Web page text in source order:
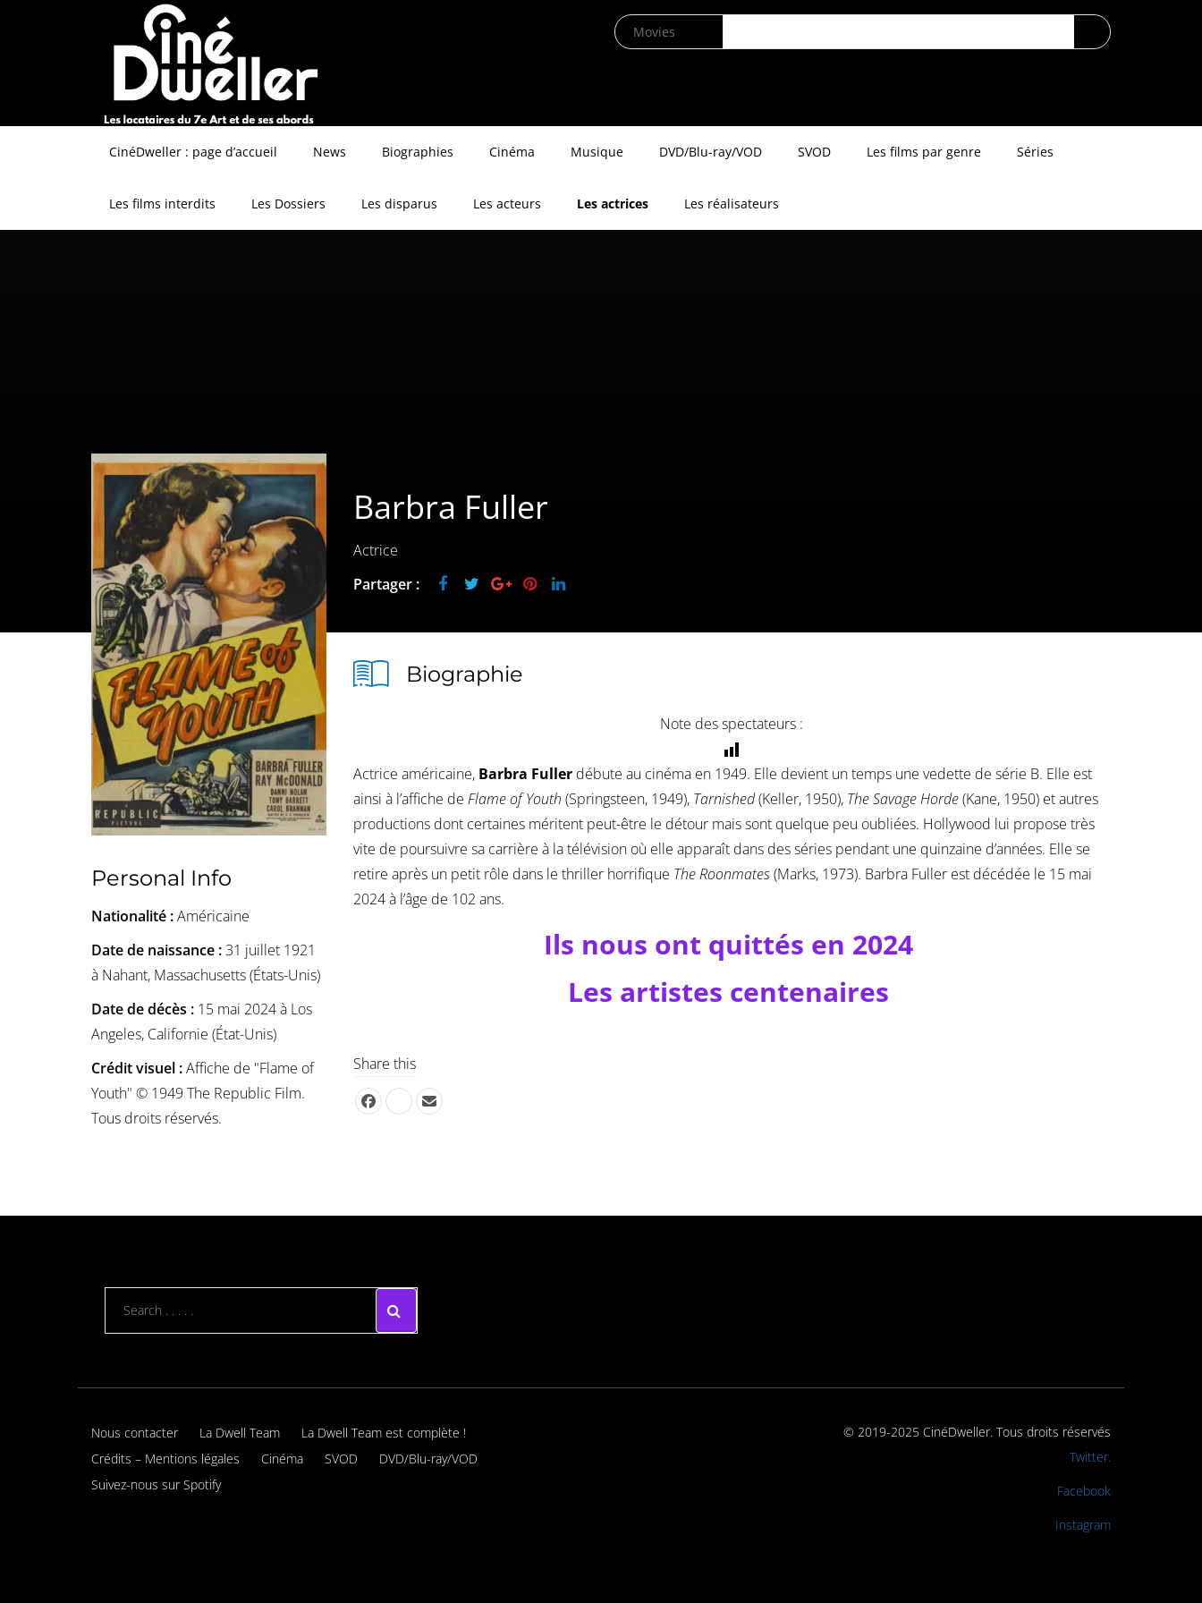
CinéDweller : page d’accueil News Biographies Cinéma Musique DVD/Blu-ray/VOD SVOD Les films par genre Séries
Les films interdits Les Dossiers Les disparus Les acteurs Les actrices Les réalisateurs
Barbra Fuller
Actrice
Partager :
Personal Info
Nationalité :Américaine
Date de naissance :31 juillet 1921
à Nahant, Massachusetts (États-Unis)
Date de décès : 15 mai 2024 à Los
Angeles, Californie (État-Unis)
Crédit visuel :Affiche de "Flame of
Youth" © 1949 The Republic Film.
Tous droits réservés.
Biographie
Note des spectateurs :
Actrice américaine, Barbra Fuller débute au cinéma en 1949. Elle devient un temps une vedette de série B. Elle est
ainsi à l’affiche de Flame of Youth (Springsteen, 1949), Tarnished(Keller, 1950), The Savage Horde(Kane, 1950) et autres
productions dont certaines méritent peut-être le détour mais sont quelque peu oubliées. Hollywood lui propose très
vite de poursuivre sa carrière à la télévision où elle apparaît dans des séries pendant une quinzaine d’années. Elle se
retire après un petit rôle dans le thriller horrifique The Roonmates(Marks, 1973). Barbra Fuller est décédée le 15 mai
2024 à l’âge de 102 ans.
Ils nous ont quittés en 2024
Les artistes centenaires
Share this
Nous contacter La Dwell Team
La Dwell Team est complète !
Crédits – Mentions légales
Cinéma SVOD
DVD/Blu-ray/VOD
Suivez-nous sur Spotify
© 2019-2025 CinéDweller. Tous droits réservés
Twitter.
Facebook
Instagram